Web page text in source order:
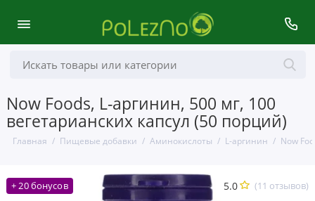
Now Foods, L-аргинин, 500 мг, 100
вегетарианских капсул (50 порций)
Главная Пищевые добавки Аминокислоты L-аргинин Now
+ 20 бонусов 5.0 (11 отзывов)